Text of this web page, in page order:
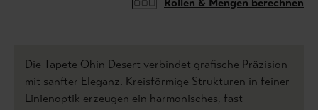
Die Tapete Ohin Desert verbindet grafische Präzision
mit sanfter Eleganz. Kreisförmige Strukturen in feiner
Linienoptik erzeugen ein harmonisches, fast